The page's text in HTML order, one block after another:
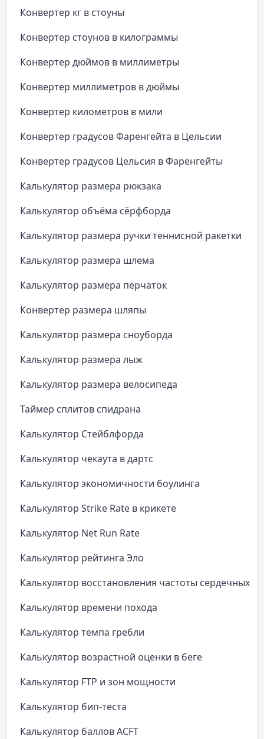
Конвертер кг в стоуны
Конвертер стоунов в килограммы
Конвертер дюймов в миллиметры
Конвертер миллиметров в дюймы
Конвертер километров в мили
Конвертер градусов Фаренгейта в Цельсии
Конвертер градусов Цельсия в Фаренгейты
Калькулятор размера рюкзака
Калькулятор объёма сёрфборда
Калькулятор размера ручки теннисной ракетки
Калькулятор размера шлема
Калькулятор размера перчаток
Конвертер размера шляпы
Калькулятор размера сноуборда
Калькулятор размера лыж
Калькулятор размера велосипеда
Таймер сплитов спидрана
Калькулятор Стейблфорда
Калькулятор чекаута в дартс
Калькулятор экономичности боулинга
Калькулятор Strike Rate в крикете
Калькулятор Net Run Rate
Калькулятор рейтинга Эло
Калькулятор восстановления частоты сердечных
Калькулятор времени похода
Калькулятор темпа гребли
Калькулятор возрастной оценки в беге
Калькулятор FTP и зон мощности
Калькулятор бип-теста
Калькулятор баллов ACFT